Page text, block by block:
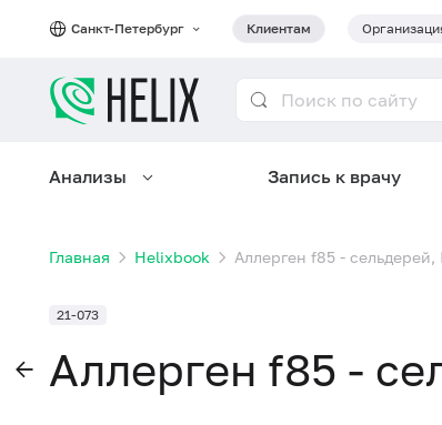
Санкт-Петербург Клиентам
Анализы Запись к врачу
Главная Helixbook Аллерген f85 - сельдерей,
21-073
Аллерген f85 -